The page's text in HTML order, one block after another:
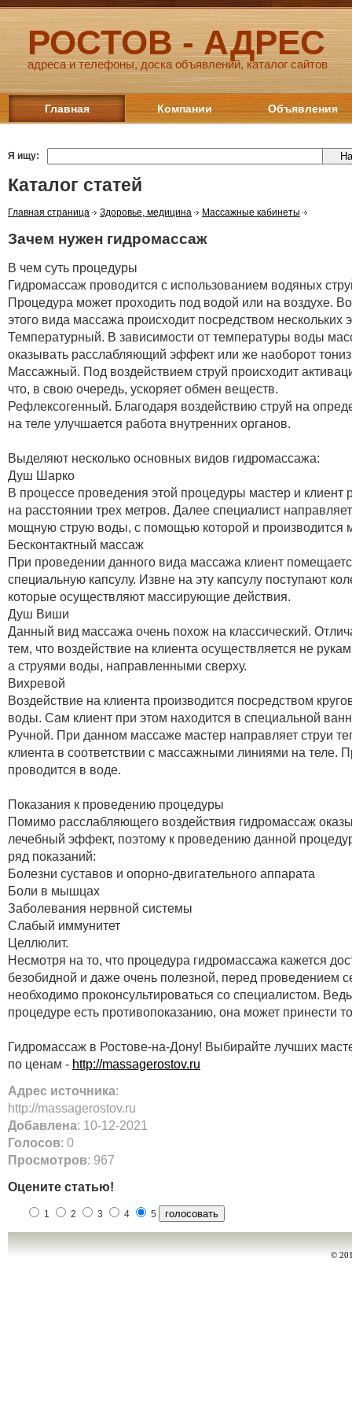
РОСТОВ - АДРЕС
адреса и телефоны, доска объявлений, каталог сайтов
Главная Компании Объявления
Я ищу:
Каталог статей
Главная страница Здоровье, медицина Массажные кабинеты
Зачем нужен гидромассаж
В чем суть процедуры
Гидромассаж проводится с использованием водяных
Процедура может проходить под водой или на воздухе.
этого вида массажа происходит посредством нескольких
Температурный. В зависимости от температуры воды
оказывать расслабляющий эффект или же наоборот
Массажный. Под воздействием струй происходит
что, в свою очередь, ускоряет обмен веществ.
Рефлексогенный. Благодаря воздействию струй на
на теле улучшается работа внутренних органов.
Выделяют несколько основных видов гидромассажа:
Душ Шарко
В процессе проведения этой процедуры мастер и клиент
на расстоянии трех метров. Далее специалист
мощную струю воды, с помощью которой и производится
Бесконтактный массаж
При проведении данного вида массажа клиент
специальную капсулу. Извне на эту капсулу поступают
которые осуществляют массирующие действия.
Душ Виши
Данный вид массажа очень похож на классический.
тем, что воздействие на клиента осуществляется не
а струями воды, направленными сверху.
Вихревой
Воздействие на клиента производится посредством
воды. Сам клиент при этом находится в специальной
Ручной. При данном массаже мастер направляет струи
клиента в соответствии с массажными линиями на теле.
проводится в воде.
Показания к проведению процедуры
Помимо расслабляющего воздействия гидромассаж
лечебный эффект, поэтому к проведению данной
ряд показаний:
Болезни суставов и опорно-двигательного аппарата
Боли в мышцах
Заболевания нервной системы
Слабый иммунитет
Целлюлит.
Несмотря на то, что процедура гидромассажа кажется
безобидной и даже очень полезной, перед проведением
необходимо проконсультироваться со специалистом.
процедуре есть противопоказанию, она может принести
Гидромассаж в Ростове-на-Дону! Выбирайте лучших
по ценам - http://massagerostov.ru
Адрес источника:
http://massagerostov.ru
Добавлена: 10-12-2021
Голосов: 0
Просмотров: 967
Оцените статью!
1 2 3 4 5
©